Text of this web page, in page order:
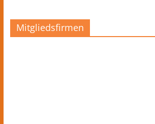
Mitgliedsfirmen